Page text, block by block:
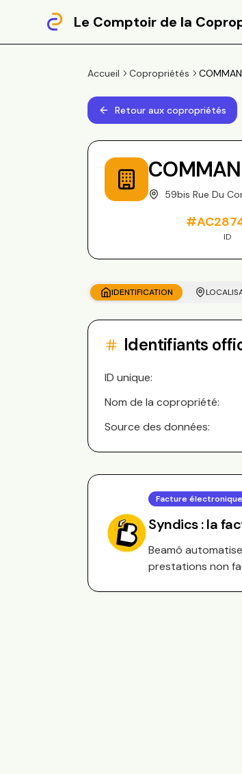
Le Comptoir de la
Accueil Copropriétés
Retour aux copropriétés
59bis Rue Du
#
ID
IDENTIFICATION
Identifiants
ID unique:
Nom de la copropriété:
Source des données:
Facture
Syndics : la
Beamô
prestations non